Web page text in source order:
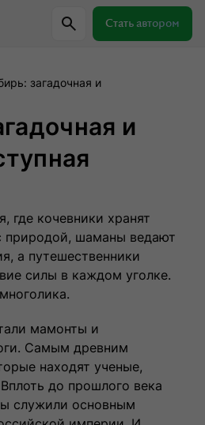
Стать автором
Куда поехать
родная земля
слова,
загадочная и
и
где кочевники хранят
природой, шаманы ведают
а путешественники
силы в каждом уголке.
мамонты и
Самым древним
находят ученые,
до прошлого века
служили основным